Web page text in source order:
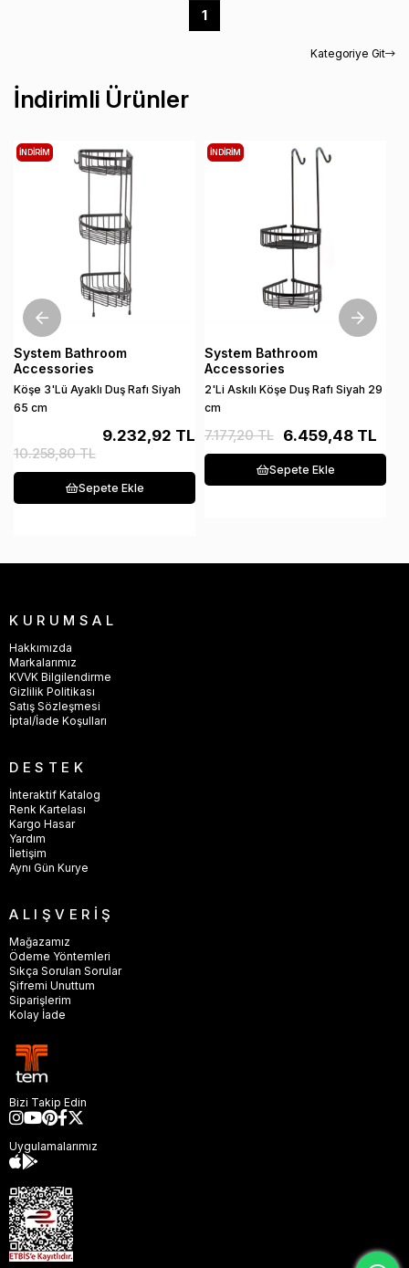
1
İndirimli Ürünler
System Bathroom
Accessories
Köşe 3'Lü Ayaklı Duş Rafı Siyah
65 cm
9.232,92 TL
10.258,80 TL
Sepete Ekle
İNDIRIM
System Bathroom
Accessories
2'Li Askılı Köşe Duş Rafı Siyah 29
cm
6.459,48 TL
7.177,20 TL
Sepete Ekle
İNDIRIM
Kategoriye Git
KURUMSAL
Hakkımızda
Markalarımız
KVVK Bilgilendirme
Gizlilik Politikası
Satış Sözleşmesi
İptal/İade Koşulları
DESTEK
İnteraktif Katalog
Renk Kartelası
Kargo Hasar
Yardım
İletişim
Aynı Gün Kurye
ALIŞVERİŞ
Mağazamız
Ödeme Yöntemleri
Sıkça Sorulan Sorular
Şifremi Unuttum
Siparişlerim
Kolay İade
Bizi Takip Edin
Uygulamalarımız